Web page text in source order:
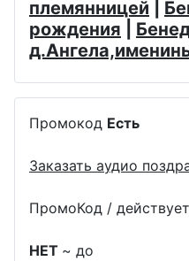
племянницей
рождения
Промокод Есть
Заказать аудио
ПромоКод /
НЕТ ~ до